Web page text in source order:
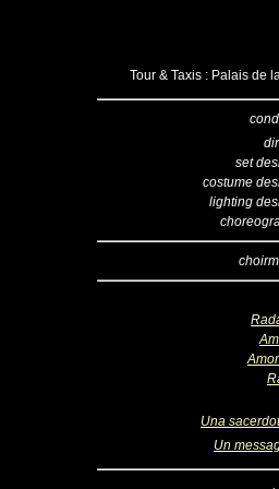
Tour & Taxis : Palais de
set
costume
lighting
Una
Un